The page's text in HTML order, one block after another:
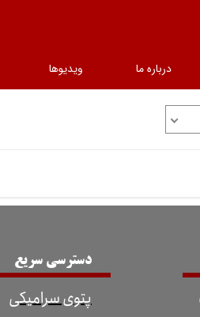
درباره ما ویدیوها
دسترسی سریع
پتوی سرامیکی